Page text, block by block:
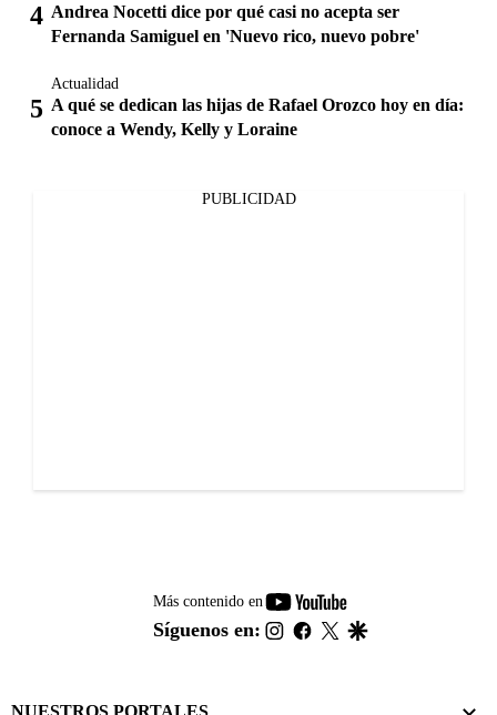
Andrea Nocetti dice por qué casi no acepta ser
Fernanda Samiguel en 'Nuevo rico, nuevo pobre'
Actualidad
A qué se dedican las hijas de Rafael Orozco hoy en día:
conoce a Wendy, Kelly y Loraine
PUBLICIDAD
Más contenido en
youtube-
footer
Síguenos en: instagram
facebook
twitter
NUESTROS PORTALES